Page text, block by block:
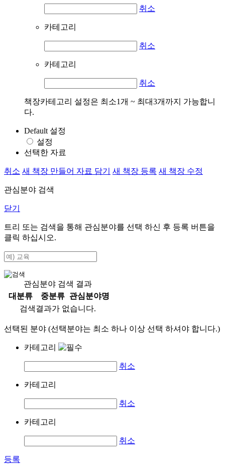
취소
카테고리
취소
카테고리
취소
책장카테고리 설정은 최소1개 ~ 최대3개까지 가능합니
다.
Default 설정
설정
선택한 자료
취소 새 책장 만들어 자료 담기 새 책장 등록 새 책장 수정
관심분야 검색
닫기
트리 또는 검색을 통해 관심분야를 선택 하신 후 등록 버튼을
클릭 하십시오.
관심분야 검색 결과
대분류
중분류
관심분야명
검색결과가 없습니다.
선택된 분야 (선택분야는 최소 하나 이상 선택 하셔야 합니다.)
카테고리
취소
카테고리
취소
카테고리
취소
등록